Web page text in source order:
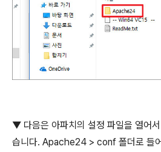
▼ 다음은 아파치의 설정 파일을 열어
습니다. Apache24 > conf 폴더로 들